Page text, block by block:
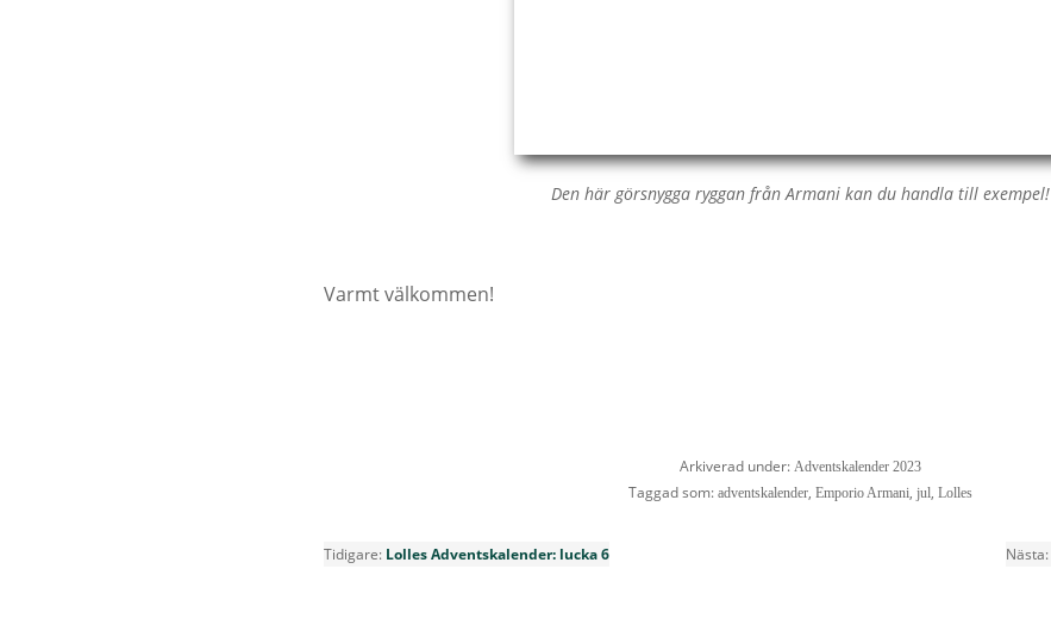
Den här görsnygga ryggan från Armani kan du handla till exempel!
Varmt välkommen!
Arkiverad under: Adventskalender 2023
Taggad som: adventskalender, Emporio Armani, jul, Lolles
Tidigare: Lolles Adventskalender: lucka 6 Nästa: